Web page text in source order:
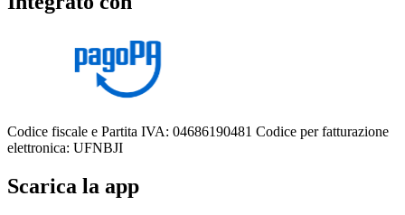
Codice fiscale e Partita IVA: 04686190481 Codice per fatturazione
elettronica: UFNBJI
Scarica la app